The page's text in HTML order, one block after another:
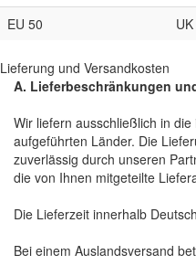
EU 50
Lieferung und Versandkosten
A. Lieferbeschränkungen
Wir liefern ausschließlich in
aufgeführten Länder. Die
zuverlässig durch unseren
die von Ihnen mitgeteilte
Die Lieferzeit innerhalb
Bei einem Auslandsversand